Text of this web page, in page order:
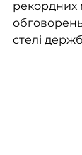
рекордних
стелі